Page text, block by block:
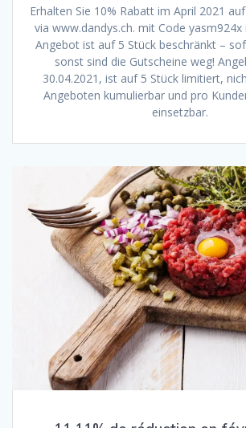
Erhalten Sie 10% Rabatt im April 2021
via www.dandys.ch. mit Code yasm924x
Angebot ist auf 5 Stück beschränkt –
sonst sind die Gutscheine weg!
30.04.2021, ist auf 5 Stück limitiert,
Angeboten kumulierbar und pro
einsetzbar.